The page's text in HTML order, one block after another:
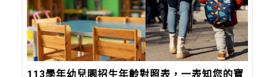
113學年幼兒園招生年齡對照表，一表知您的寶